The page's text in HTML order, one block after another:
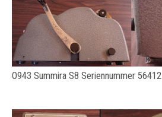
O943 Summira S8 Seriennummer 56412